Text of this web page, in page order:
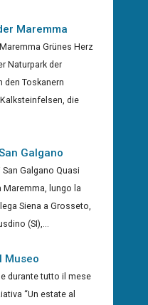
Maremma
Grünes Herz
Naturpark der
den Toskanern
die
Galgano
Galgano Quasi
Maremma, lungo la
Siena a Grosseto,
(SI),...
Museo
durante tutto il mese
“Un estate al